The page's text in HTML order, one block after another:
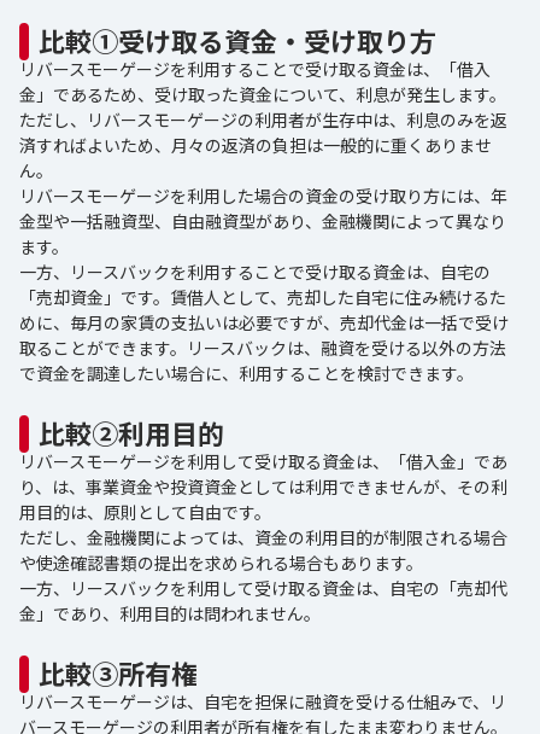
比較①受け取る資金・受け取り方
リバースモーゲージを利用することで受け取る資金は、「借入
金」であるため、受け取った資金について、利息が発生します。
ただし、リバースモーゲージの利用者が生存中は、利息のみを返
済すればよいため、月々の返済の負担は一般的に重くありませ
ん。
リバースモーゲージを利用した場合の資金の受け取り方には、年
金型や一括融資型、自由融資型があり、金融機関によって異なり
ます。
一方、リースバックを利用することで受け取る資金は、自宅の
「売却資金」です。賃借人として、売却した自宅に住み続けるた
めに、毎月の家賃の支払いは必要ですが、売却代金は一括で受け
取ることができます。リースバックは、融資を受ける以外の方法
で資金を調達したい場合に、利用することを検討できます。
比較②利用目的
リバースモーゲージを利用して受け取る資金は、「借入金」であ
り、は、事業資金や投資資金としては利用できませんが、その利
用目的は、原則として自由です。
ただし、金融機関によっては、資金の利用目的が制限される場合
や使途確認書類の提出を求められる場合もあります。
一方、リースバックを利用して受け取る資金は、自宅の「売却代
金」であり、利用目的は問われません。
比較③所有権
リバースモーゲージは、自宅を担保に融資を受ける仕組みで、リ
バースモーゲージの利用者が所有権を有したまま変わりません。